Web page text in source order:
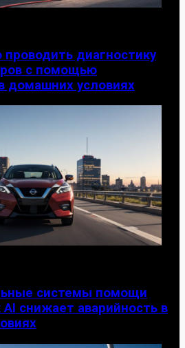
проводить диагностику
с помощью
домашних условиях
системы помощи
снижает аварийность в